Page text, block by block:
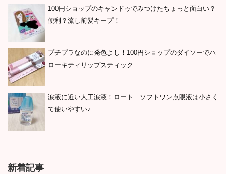
100円ショップのキャンドゥでみつけたちょっと面白い？
便利？流し前髪キープ！
プチプラなのに発色よし！100円ショップのダイソーでハ
ローキティリップスティック
涙液に近い人工涙液！ロート ソフトワン点眼液は小さく
て使いやすい♪
新着記事